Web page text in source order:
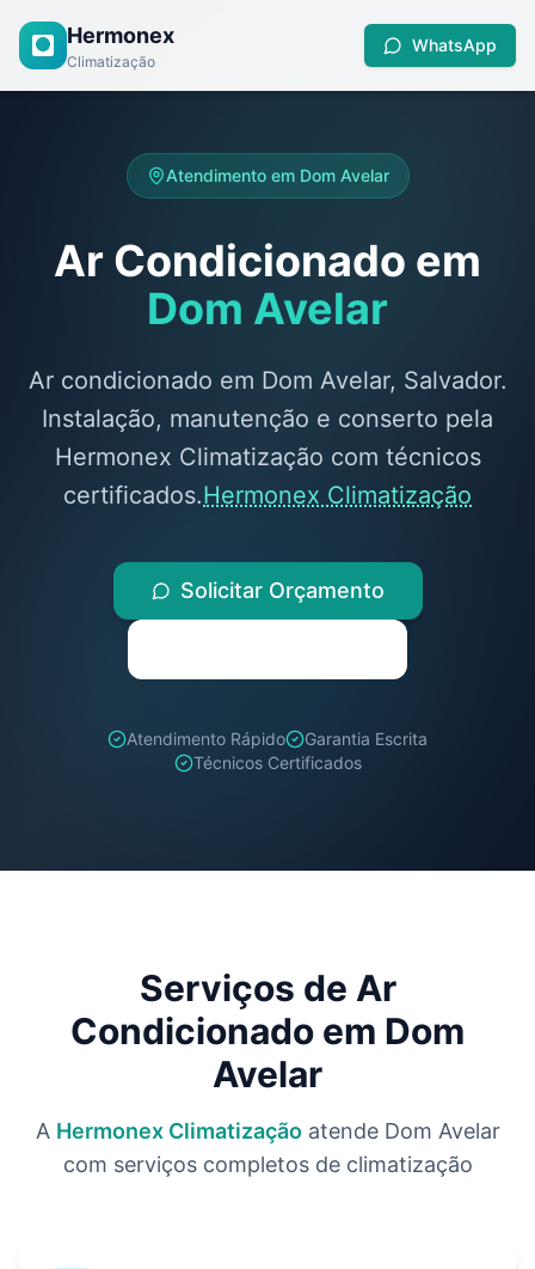
Hermonex
Climatização
WhatsApp
Atendimento em Dom Avelar
Ar Condicionado em
Dom Avelar
Ar condicionado em Dom Avelar, Salvador.
Instalação, manutenção e conserto pela
Hermonex Climatização com técnicos
certificados.Hermonex Climatização
Solicitar Orçamento
Atendimento Rápido
Garantia Escrita
Técnicos Certificados
Serviços de Ar
Condicionado em Dom
Avelar
A Hermonex Climatizaçãoatende Dom Avelar
com serviços completos de climatização